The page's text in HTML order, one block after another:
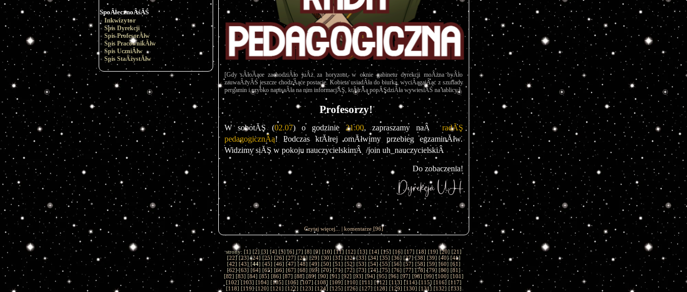
SpoÂłecznoÂśĂŚ
Inkwizytor
Spis Dyrekcji
Spis ProfesorĂłw
Spis PracownikĂłw
Spis UczniĂłw
Spis StaÂżystĂłw
[Gdy sÂłoĂące zachodziÂło juÂż za horyzont, w oknie gabinetu dyrekcji moÂżna byÂło
zauwaÂżyĂŚ jeszcze chodzÂące postacie. Kobieta usiadÂła do biurka, wyciÂągajÂąc z szuflady
pergamin i szybko napisaÂła na nim informacjĂŞ, ktĂłrÂą popĂŞdziÂła wywiesiĂŚ na tablicy.]
Profesorzy!
W sobotĂŞ (02.07) o godzinie 21:00, zapraszamy naÂ radĂŞ
pedagogicznÂą! Podczas ktĂłrej omĂłwimy przebieg egzaminĂłw.
Widzimy siĂŞ w pokoju nauczycielskimÂ  /join uh_nauczycielskiÂ
Do zobaczenia!
Czytaj więcej... | komentarze[96]
strony: [1] [2] [3] [4] [5] [6] [7] [8] [9] [10] [11] [12] [13] [14] [15] [16] [17] [18] [19] [20] [21]
[22] [23] [24] [25] [26] [27] [28] [29] [30] [31] [32] [33] [34] [35] [36] [37] [38] [39] [40] [41]
[42] [43] [44] [45] [46] [47] [48] [49] [50] [51] [52] [53] [54] [55] [56] [57] [58] [59] [60] [61]
[62] [63] [64] [65] [66] [67] [68] [69] [70] [71] [72] [73] [74] [75] [76] [77] [78] [79] [80] [81]
[82] [83] [84] [85] [86] [87] [88] [89] [90] [91] [92] [93] [94] [95] [96] [97] [98] [99] [100] [101]
[102] [103] [104] [105] [106] [107] [108] [109] [110] [111] [112] [113] [114] [115] [116] [117]
[118] [119] [120] [121] [122] [123] [124] [125] [126] [127] [128] [129] [130] [131] [132] [133]